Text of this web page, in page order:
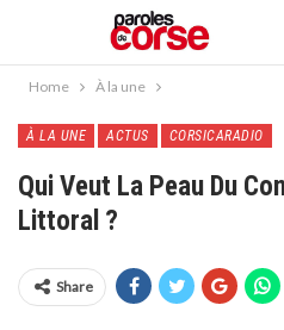
Home À la une
À LA UNE ACTUS CORSICARADIO
Qui Veut La Peau Du
Littoral ?
Share